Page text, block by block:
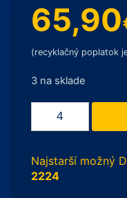
65,90
(recyklačný poplatok
3 na sklade
množstvo
BluEarth-
Winter
Najstarší možný
2224